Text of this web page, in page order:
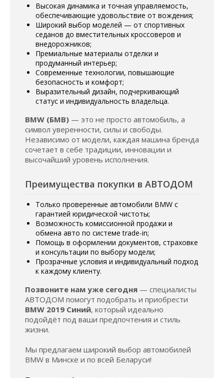
Высокая динамика и точная управляемость,
обеспечивающие удовольствие от вождения;
Широкий выбор моделей — от спортивных
седанов до вместительных кроссоверов и
внедорожников;
Премиальные материалы отделки и
продуманный интерьер;
Современные технологии, повышающие
безопасность и комфорт;
Выразительный дизайн, подчеркивающий
статус и индивидуальность владельца.
BMW (БМВ) — это не просто автомобиль, а
символ уверенности, силы и свободы.
Независимо от модели, каждая машина бренда
сочетает в себе традиции, инновации и
высочайший уровень исполнения.
Преимущества покупки в АВТОДОМ
Только проверенные автомобили BMW с
гарантией юридической чистоты;
Возможность комиссионной продажи и
обмена авто по системе trade-in;
Помощь в оформлении документов, страховке
и консультации по выбору модели;
Прозрачные условия и индивидуальный подход
к каждому клиенту.
Позвоните нам уже сегодня — специалисты
АВТОДОМ помогут подобрать и приобрести
BMW 2019 Синий, который идеально
подойдёт под ваши предпочтения и стиль
жизни.
Мы предлагаем широкий выбор автомобилей
BMW в Минске и по всей Беларуси!